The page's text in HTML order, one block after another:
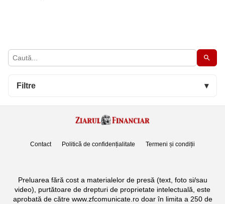
Filtre ▾
Contact Politică de confidențialitate Termeni și condiții
Preluarea fără cost a materialelor de presă (text, foto si/sau
video), purtătoare de drepturi de proprietate intelectuală, este
aprobată de către www.zfcomunicate.ro doar în limita a 250 de